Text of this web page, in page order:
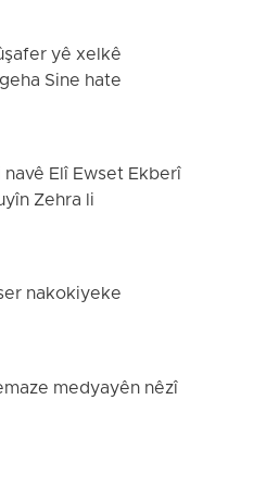
yê xelkê
Sine hate
Elî Ewset Ekberî
Zehra li
nakokiyeke
medyayên nêzî